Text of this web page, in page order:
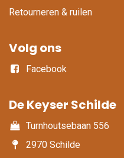
Retourneren & ruilen
Volg ons
Facebook
De Keyser Schilde
Turnhoutsebaan 556
2970 Schilde